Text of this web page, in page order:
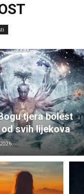
tjera bolest
svih lijekova